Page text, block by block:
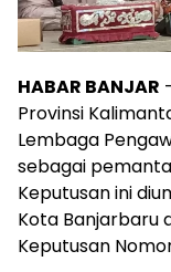
HABAR BANJAR
Provinsi
Lembaga
sebagai
Keputusan ini
Kota Banjarbaru
Keputusan